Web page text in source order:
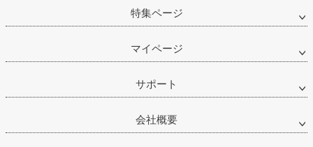
特集ページ
マイページ
サポート
会社概要